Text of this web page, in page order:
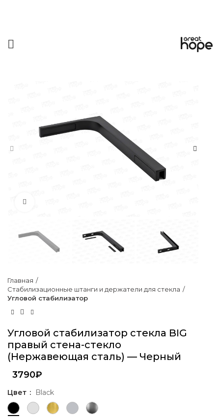
Главная
Стабилизационные штанги и держатели для стекла
Угловой стабилизатор
Угловой стабилизатор стекла BIG
правый стена-стекло
(Нержавеющая сталь) — Черный
3790₽
Цвет Black